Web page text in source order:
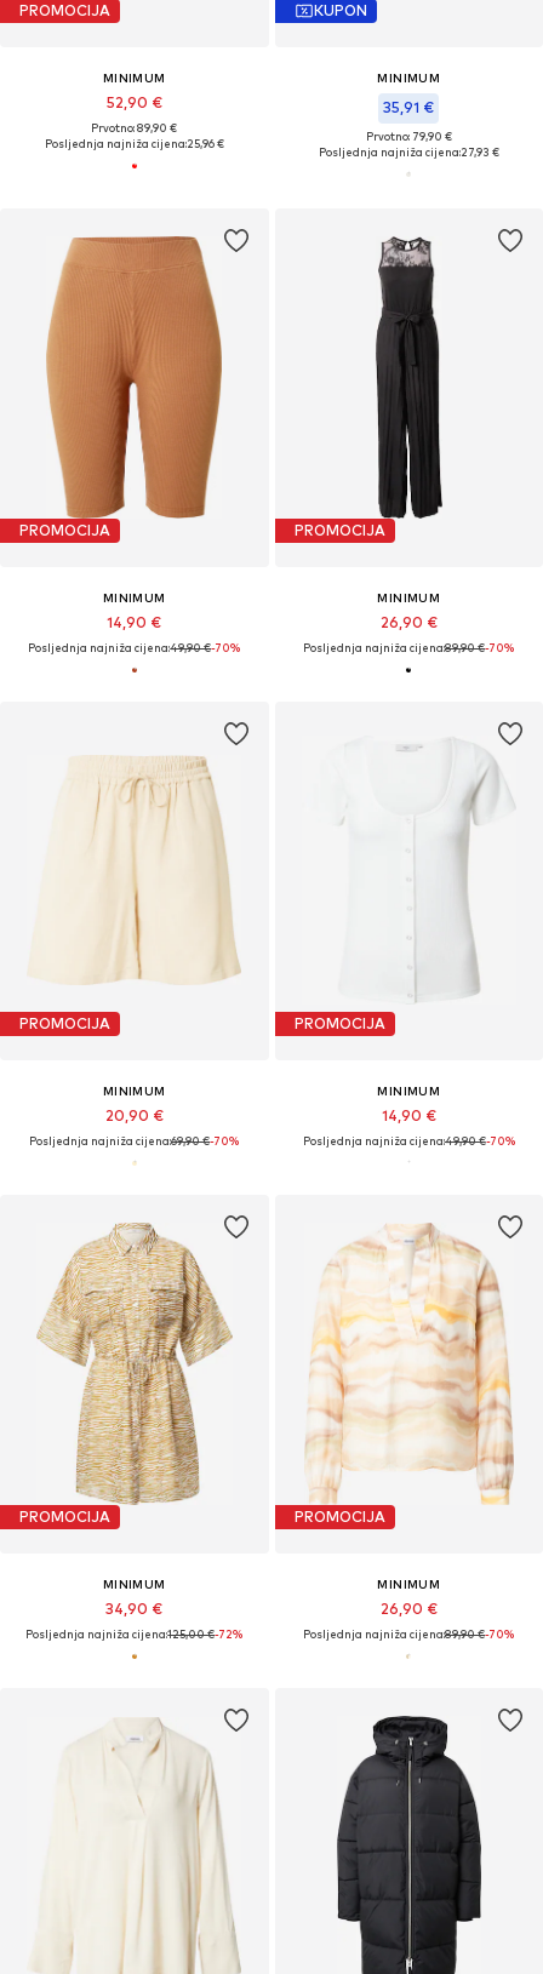
PROMOCIJA
MINIMUM
52,90 €
Prvotno: 89,90 €
Posljednja najniža cijena:25,96 €
KUPON
MINIMUM
35,91 €
Prvotno: 79,90 €
Posljednja najniža cijena:27,93 €
PROMOCIJA
MINIMUM
14,90 €
Posljednja najniža cijena:49,90 €-70%
PROMOCIJA
MINIMUM
26,90 €
Posljednja najniža cijena:89,90 €-70%
PROMOCIJA
MINIMUM
20,90 €
Posljednja najniža cijena:69,90 €-70%
PROMOCIJA
MINIMUM
14,90 €
Posljednja najniža cijena:49,90 €-70%
PROMOCIJA
MINIMUM
34,90 €
Posljednja najniža cijena:125,00 €-72%
PROMOCIJA
MINIMUM
26,90 €
Posljednja najniža cijena:89,90 €-70%